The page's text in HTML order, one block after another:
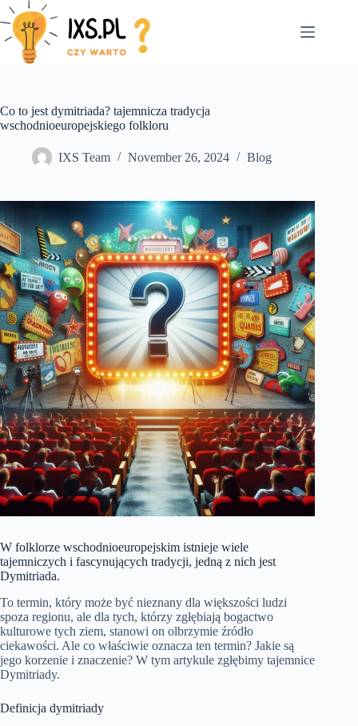
Skip
to
content
Co to jest dymitriada? tajemnicza tradycja
wschodnioeuropejskiego folkloru
IXS Team November 26, 2024 Blog
W folklorze wschodnioeuropejskim istnieje wiele
tajemniczych i fascynujących tradycji, jedną z nich jest
Dymitriada.
To termin, który może być nieznany dla większości ludzi
spoza regionu, ale dla tych, którzy zgłębiają bogactwo
kulturowe tych ziem, stanowi on olbrzymie źródło
ciekawości. Ale co właściwie oznacza ten termin? Jakie są
jego korzenie i znaczenie? W tym artykule zgłębimy tajemnice
Dymitriady.
Definicja dymitriady